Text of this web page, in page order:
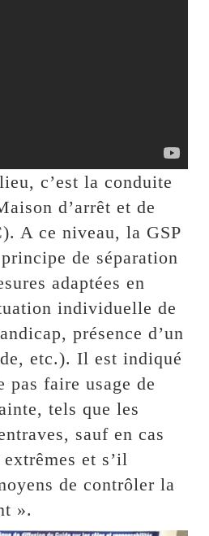
c’est la conduite
d’arrêt et de
A ce niveau, la GSP
de séparation
adaptées en
individuelle de
présence d’un
etc.). Il est indiqué
pas faire usage de
tels que les
sauf en cas
et s’il
de contrôler la
».